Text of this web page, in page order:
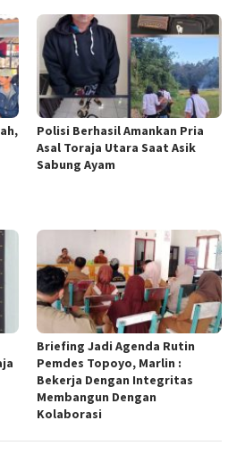
Polisi Berhasil Amankan Pria
Asal Toraja Utara Saat Asik
Sabung Ayam
Briefing Jadi Agenda Rutin
Pemdes Topoyo, Marlin :
Bekerja Dengan Integritas
Membangun Dengan
Kolaborasi